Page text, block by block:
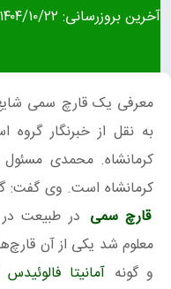
آخرین بروزرسانی: ۱۴۰۴/۱۰/۲۲
معرفی یک قارچ سمی
به نقل از خبرنگار گروه
کرمانشاه. محمدی مسئول
کرمانشاه است. وی گفت:
قارچ سمی در طبیعت
معلوم شد یکی از آن
و گونه آمانیتا فالوئیدس